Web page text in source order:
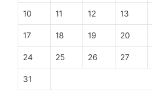
10 11 12 13
17 18 19 20
24 25 26 27
31